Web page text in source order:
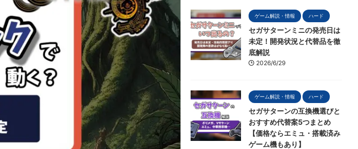
ゲーム解説・情報 ハード
セガサターンミニの発売日は
未定！開発状況と代替品を徹
底解説
2026/6/29
ゲーム解説・情報 ハード
セガサターンの互換機選びと
おすすめ代替案5つまとめ
【価格ならエミュ・搭載済み
ゲーム機もあり】